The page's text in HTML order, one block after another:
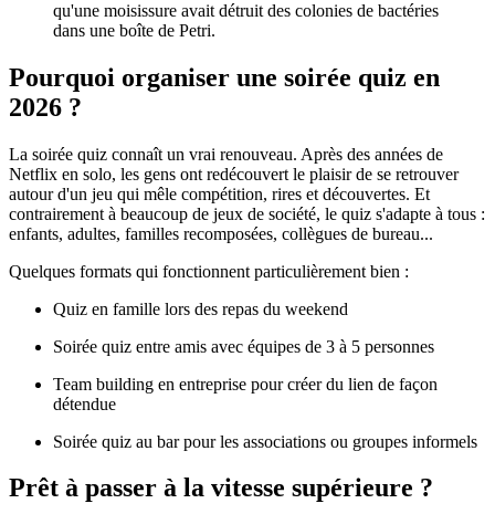
qu'une moisissure avait détruit des colonies de bactéries
dans une boîte de Petri.
Pourquoi organiser une soirée quiz en
2026 ?
La soirée quiz connaît un vrai renouveau. Après des années de
Netflix en solo, les gens ont redécouvert le plaisir de se retrouver
autour d'un jeu qui mêle compétition, rires et découvertes. Et
contrairement à beaucoup de jeux de société, le quiz s'adapte à tous :
enfants, adultes, familles recomposées, collègues de bureau...
Quelques formats qui fonctionnent particulièrement bien :
Quiz en famille lors des repas du weekend
Soirée quiz entre amis avec équipes de 3 à 5 personnes
Team building en entreprise pour créer du lien de façon
détendue
Soirée quiz au bar pour les associations ou groupes informels
Prêt à passer à la vitesse supérieure ?